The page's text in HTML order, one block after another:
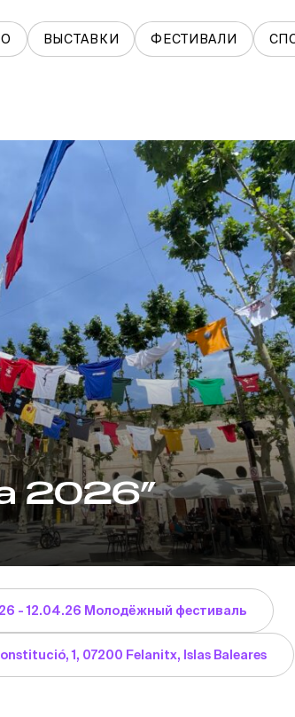
ВЫСТАВКИ ФЕСТИВАЛИ
2026”
- 12.04.26 Молодёжный фестиваль
1, 07200 Felanitx, Islas Baleares